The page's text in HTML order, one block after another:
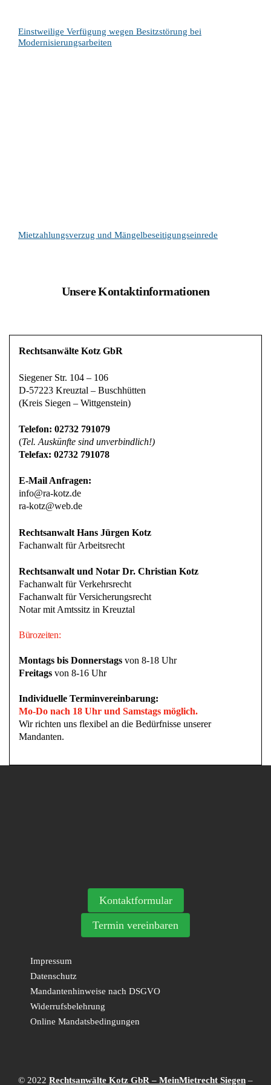
Einstweilige Verfügung wegen Besitzstörung bei
Modernisierungsarbeiten
Mietzahlungsverzug und Mängelbeseitigungseinrede
Unsere Kontaktinformationen
Rechtsanwälte Kotz GbR
Siegener Str. 104 – 106
D-57223 Kreuztal – Buschhütten
(Kreis Siegen – Wittgenstein)
Telefon: 02732 791079
(Tel. Auskünfte sind unverbindlich!)
Telefax: 02732 791078
E-Mail Anfragen:
info@ra-kotz.de
ra-kotz@web.de
Rechtsanwalt Hans Jürgen Kotz
Fachanwalt für Arbeitsrecht
Rechtsanwalt und Notar Dr. Christian Kotz
Fachanwalt für Verkehrsrecht
Fachanwalt für Versicherungsrecht
Notar mit Amtssitz in Kreuztal
Bürozeiten:
Montags bis Donnerstags von 8-18 Uhr
Freitags von 8-16 Uhr
Individuelle Terminvereinbarung:
Mo-Do nach 18 Uhr und Samstags möglich.
Wir richten uns flexibel an die Bedürfnisse unserer
Mandanten.
Kontaktformular
Termin vereinbaren
Impressum
Datenschutz
Mandantenhinweise nach DSGVO
Widerrufsbelehrung
Online Mandatsbedingungen
© 2022 Rechtsanwälte Kotz GbR – MeinMietrecht Siegen –